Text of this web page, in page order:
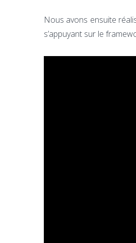
Nous avons ensuite
s’appuyant sur le